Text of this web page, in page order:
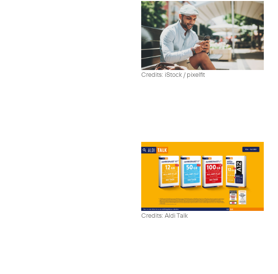
Credits: iStock / pixelfit
Credits: Aldi Talk